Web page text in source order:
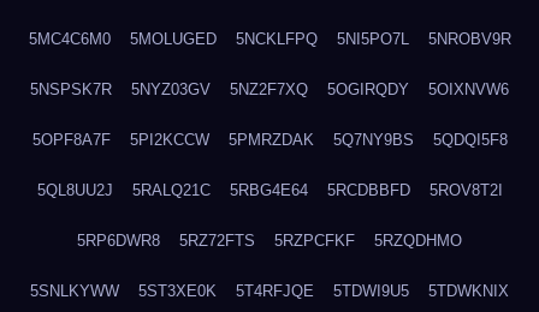
5MC4C6M0 5MOLUGED 5NCKLFPQ 5NI5PO7L 5NROBV9R
5NSPSK7R 5NYZ03GV 5NZ2F7XQ 5OGIRQDY 5OIXNVW6
5OPF8A7F 5PI2KCCW 5PMRZDAK 5Q7NY9BS 5QDQI5F8
5QL8UU2J 5RALQ21C 5RBG4E64 5RCDBBFD 5ROV8T2I
5RP6DWR8 5RZ72FTS 5RZPCFKF 5RZQDHMO
5SNLKYWW 5ST3XE0K 5T4RFJQE 5TDWI9U5 5TDWKNIX